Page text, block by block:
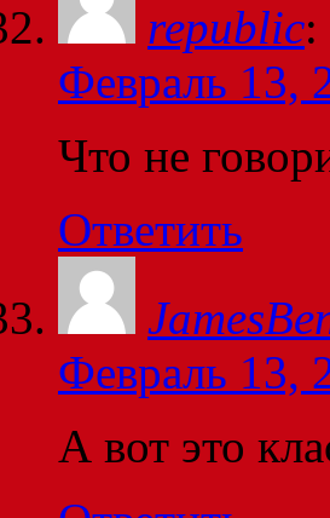
republic:
Февраль 13,
Что не
Ответить
Февраль 13,
А вот это